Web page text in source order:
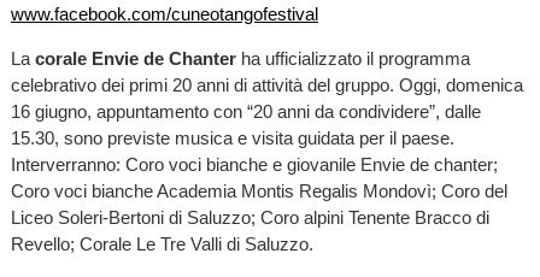
www.facebook.com/cuneotangofestival
La corale Envie de Chanterha ufficializzato il programma
celebrativo dei primi 20 anni di attività del gruppo. Oggi, domenica
16 giugno, appuntamento con “20 anni da condividere”, dalle
15.30, sono previste musica e visita guidata per il paese.
Interverranno: Coro voci bianche e giovanile Envie de chanter;
Coro voci bianche Academia Montis Regalis Mondovì; Coro del
Liceo Soleri-Bertoni di Saluzzo; Coro alpini Tenente Bracco di
Revello; Corale Le Tre Valli di Saluzzo.